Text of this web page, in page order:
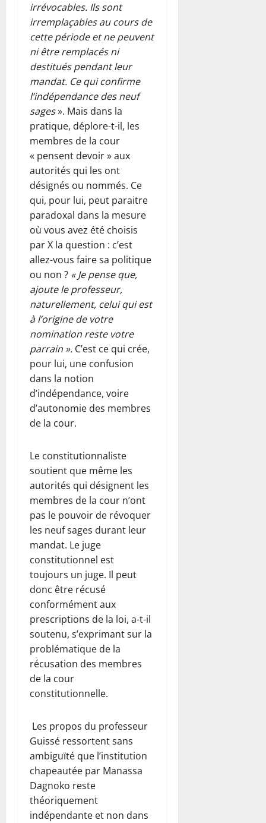
irrévocables. Ils sont
irremplaçables au cours de
cette période et ne peuvent
ni être remplacés ni
destitués pendant leur
mandat. Ce qui confirme
l’indépendance des neuf
sages». Mais dans la
pratique, déplore-t-il, les
membres de la cour
« pensent devoir » aux
autorités qui les ont
désignés ou nommés. Ce
qui, pour lui, peut paraitre
paradoxal dans la mesure
où vous avez été choisis
par X la question : c’est
allez-vous faire sa politique
ou non ? « Je pense que,
ajoute le professeur,
naturellement, celui qui est
à l’origine de votre
nomination reste votre
parrain ». C’est ce qui crée,
pour lui, une confusion
dans la notion
d’indépendance, voire
d’autonomie des membres
de la cour.
Le constitutionnaliste
soutient que même les
autorités qui désignent les
membres de la cour n’ont
pas le pouvoir de révoquer
les neuf sages durant leur
mandat. Le juge
constitutionnel est
toujours un juge. Il peut
donc être récusé
conformément aux
prescriptions de la loi, a-t-il
soutenu, s’exprimant sur la
problématique de la
récusation des membres
de la cour
constitutionnelle.
Les propos du professeur
Guissé ressortent sans
ambiguïté que l’institution
chapeautée par Manassa
Dagnoko reste
théoriquement
indépendante et non dans